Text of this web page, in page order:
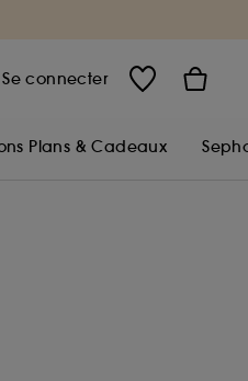
Se connecter
Plans & Cadeaux